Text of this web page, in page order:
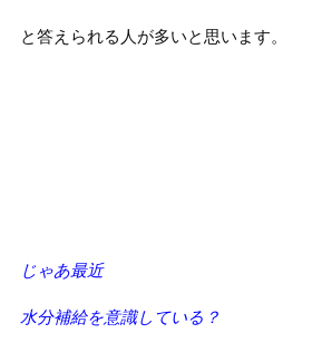
と答えられる人が多いと思います。
じゃあ最近
水分補給を意識している？